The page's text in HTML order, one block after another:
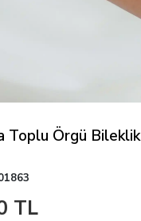
Toplu Örgü Bileklik
TL